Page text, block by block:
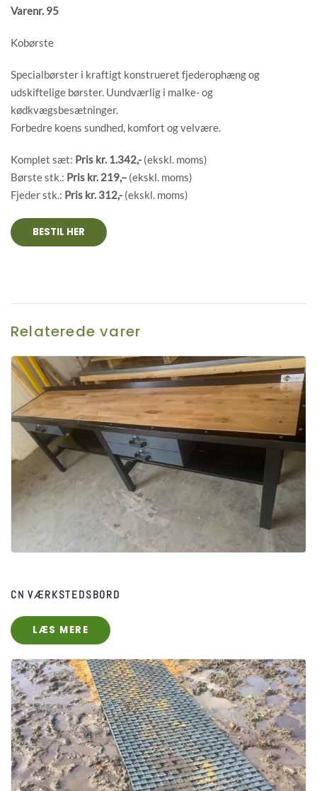
Varenr. 95
Kobørste
Specialbørster i kraftigt konstrueret fjederophæng og
udskiftelige børster. Uundværlig i malke- og
kødkvægsbesætninger.
Forbedre koens sundhed, komfort og velvære.
Komplet sæt: Pris kr. 1.342,- (ekskl. moms)
Børste stk.: Pris kr. 219,– (ekskl. moms)
Fjeder stk.: Pris kr. 312,- (ekskl. moms)
BESTIL HER
Relaterede varer
CN VÆRKSTEDSBORD
LÆS MERE